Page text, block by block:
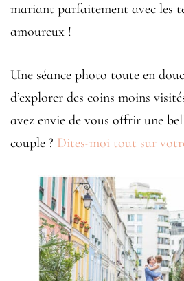
mariant parfaitement avec les
amoureux !
Une séance photo toute en
d’explorer des coins moins
avez envie de vous offrir une
couple ? Dites-moi tout sur